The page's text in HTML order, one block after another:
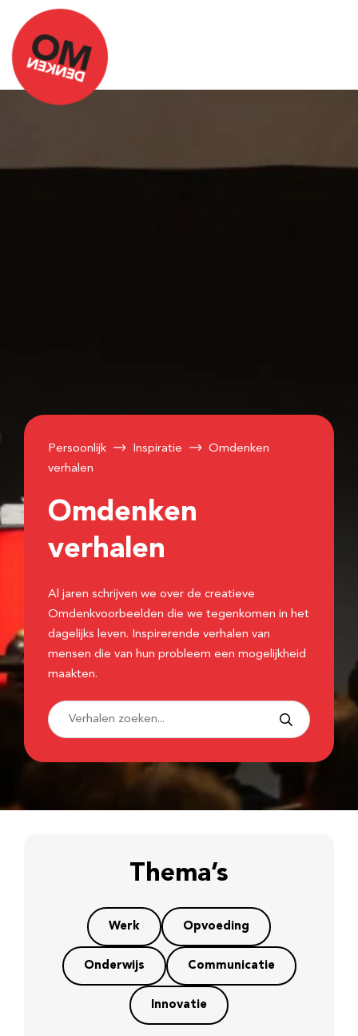
Persoonlijk Inspiratie
Omdenken
verhalen
Omdenken
verhalen
Al jaren schrijven we over de creatieve
Omdenkvoorbeelden die we tegenkomen in het
dagelijks leven. Inspirerende verhalen van
mensen die van hun probleem een mogelijkheid
maakten.
Thema’s
Werk Opvoeding
Onderwijs Communicatie
Innovatie